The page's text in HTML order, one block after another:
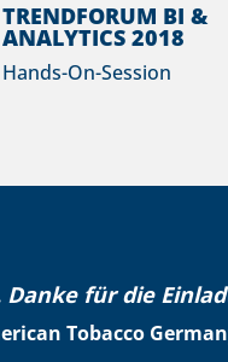
TRENDFORUM BI &
ANALYTICS 2018
Hands-On-Session
für die
Tobacco